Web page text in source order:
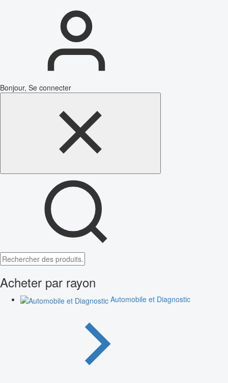
Bonjour, Se connecter
Acheter par rayon
Automobile et Diagnostic